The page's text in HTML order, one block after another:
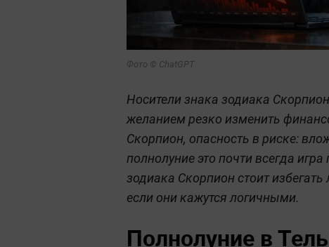
Фото © ChatGPT
Носители знака зодиака
желанием резко изменить
Скорпион, опасность в риске:
полнолуние это почти всегда
зодиака Скорпион стоит
если они кажутся логичными.
Полнолуние в